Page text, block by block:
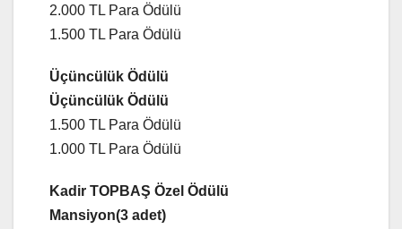
2.000 TL Para Ödülü
1.500 TL Para Ödülü
Üçüncülük Ödülü
Üçüncülük Ödülü
1.500 TL Para Ödülü
1.000 TL Para Ödülü
Kadir TOPBAŞ Özel Ödülü
Mansiyon(3 adet)